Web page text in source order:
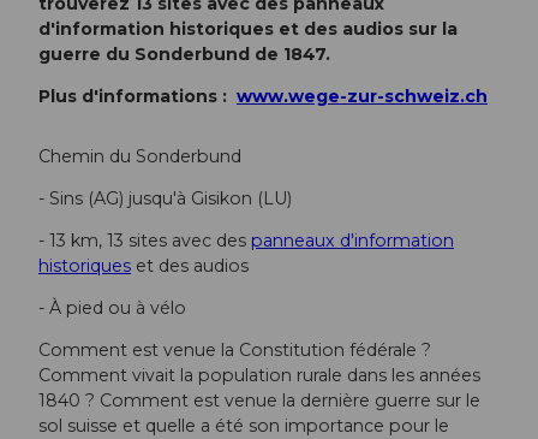
d'information historiques et des audios sur la
guerre du Sonderbund de 1847.
Plus d'informations : www.wege-zur-schweiz.ch
Chemin du Sonderbund
- Sins (AG) jusqu'à Gisikon (LU)
- 13 km, 13 sites avec des panneaux d'information
historiques et des audios
- À pied ou à vélo
Comment est venue la Constitution fédérale ?
Comment vivait la population rurale dans les années
1840 ? Comment est venue la dernière guerre sur le
sol suisse et quelle a été son importance pour le